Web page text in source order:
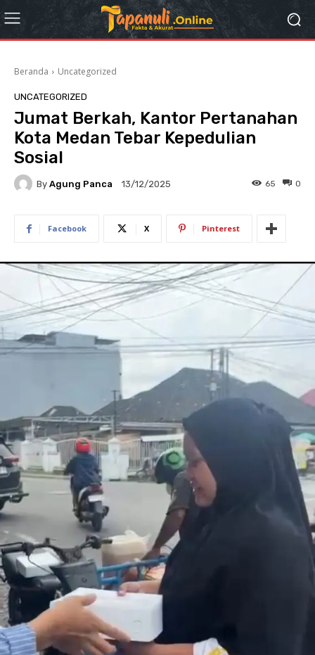
Beranda Uncategorized
UNCATEGORIZED
Jumat Berkah, Kantor Pertanahan
Kota Medan Tebar Kepedulian
Sosial
By Agung Panca 13/12/2025 0
65
Facebook X Pinterest